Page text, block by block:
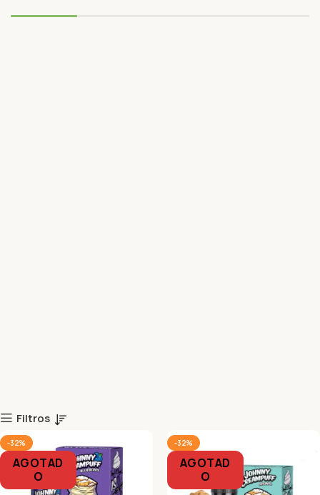
Filtros
-32%
AGOTAD
O
-32%
AGOTAD
O